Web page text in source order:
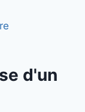
d'un